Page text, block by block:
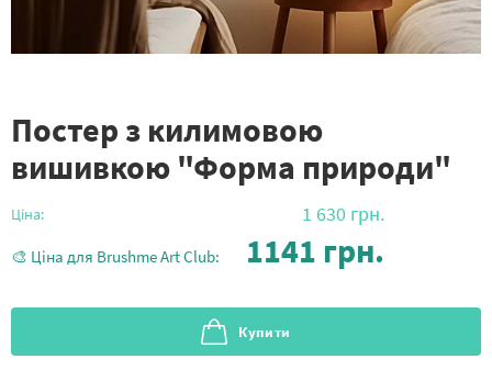
Постер з килимовою
вишивкою "Форма природи"
Ціна: 1 630 грн.
🎨 Ціна для Brushme Art Club: 1141 грн.
Купити